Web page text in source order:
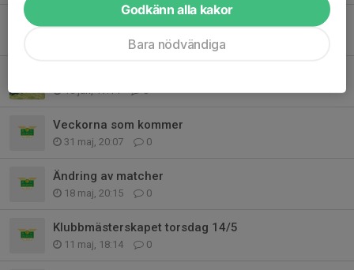
16 jun, 17:14 0
Veckorna som kommer
31 maj, 20:07 0
Ändring av matcher
18 maj, 20:15 0
Klubbmästerskapet torsdag 14/5
11 maj, 18:14 0
Godkänn alla kakor
Bara nödvändiga